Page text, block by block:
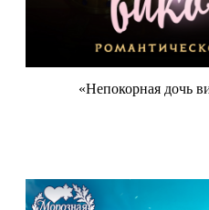
«Непокорная дочь